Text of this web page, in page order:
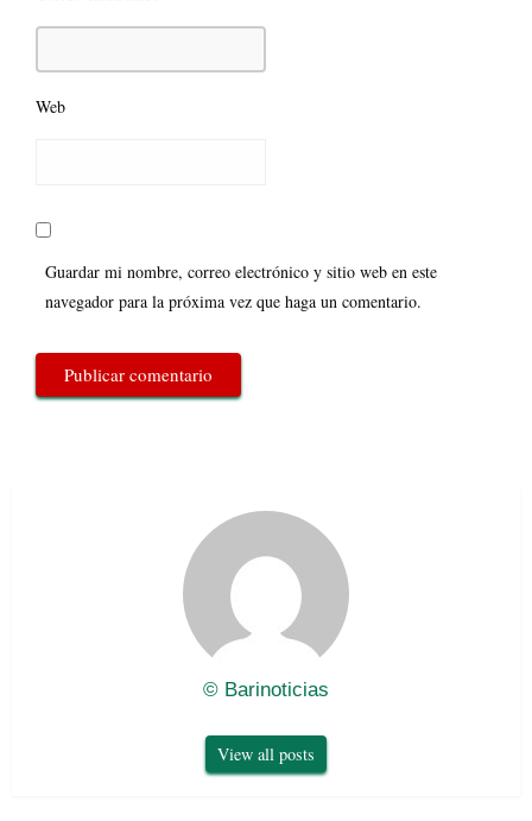
Web
Guardar mi nombre, correo electrónico y sitio web en este
navegador para la próxima vez que haga un comentario.
© Barinoticias
View all posts